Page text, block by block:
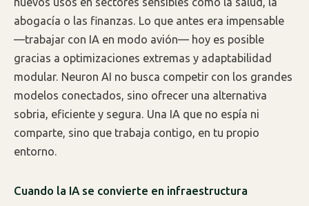
abogacía o las finanzas. Lo que antes era impensable
—trabajar con IA en modo avión— hoy es posible
gracias a optimizaciones extremas y adaptabilidad
modular. Neuron AI no busca competir con los grandes
modelos conectados, sino ofrecer una alternativa
sobria, eficiente y segura. Una IA que no espía ni
comparte, sino que trabaja contigo, en tu propio
entorno.
Cuando la IA se convierte en infraestructura